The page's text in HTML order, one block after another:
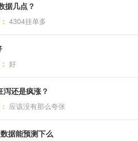
据几点？
4304挂单多
好
还是疯涨？
应该没有那么夸张
据能预测下么